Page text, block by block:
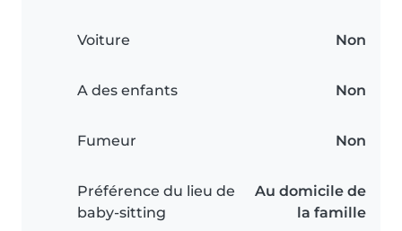
Voiture Non
A des enfants Non
Fumeur Non
Préférence du lieu de
baby-sitting
Au domicile de
la famille